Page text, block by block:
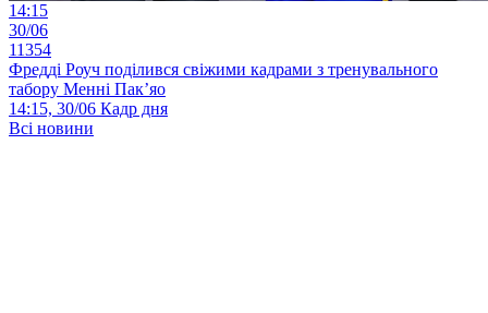
14:15
30/06
11354
Фредді Роуч поділився свіжими кадрами з тренувального
табору Менні Пак’яо
14:15, 30/06 Кадр дня
Всі новини